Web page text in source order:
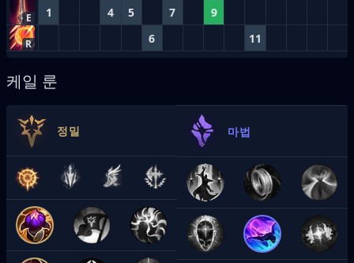
E 1 4 5 7 9
R 6 11
케일 룬
정밀 마법